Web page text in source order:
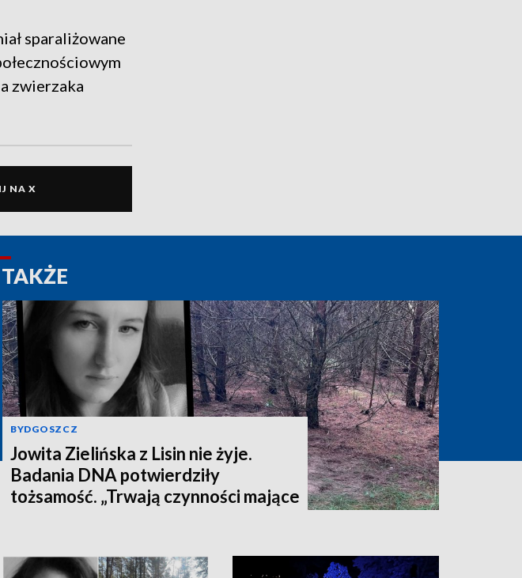
sparaliżowane
zwierzaka
NA X
BYDGOSZCZ
Jowita Zielińska z Lisin nie żyje.
Badania DNA potwierdziły
tożsamość. „Trwają czynności mające
[wideo]